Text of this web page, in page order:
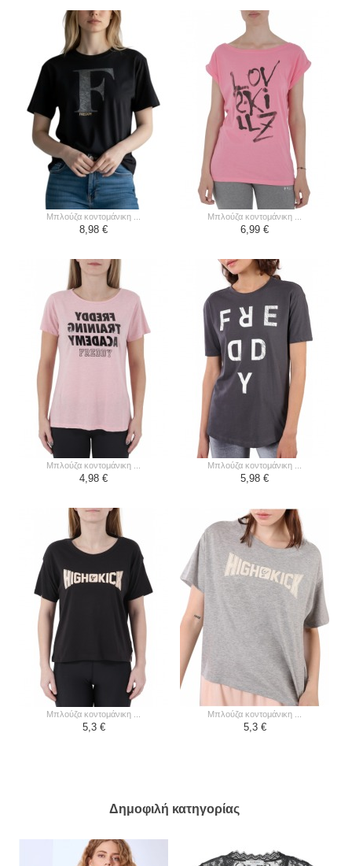
μπλούζα κοντομάνικη ...
8,98 €
μπλούζα κοντομάνικη ...
6,99 €
μπλούζα κοντομάνικη ...
4,98 €
μπλούζα κοντομάνικη ...
5,98 €
μπλούζα κοντομάνικη ...
5,3 €
μπλούζα κοντομάνικη ...
5,3 €
Δημοφιλή κατηγορίας